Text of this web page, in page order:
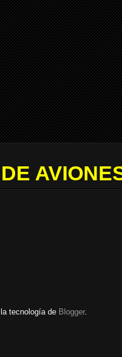
tecnología de Blogger.